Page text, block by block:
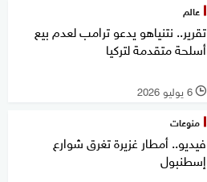
عالم
تقرير.. نتنياهو يدعو ترامب لعدم بيع
أسلحة متقدمة لتركيا
l 6 يوليو 2026
منوعات
فيديو.. أمطار غزيرة تغرق شوارع
إسطنبول